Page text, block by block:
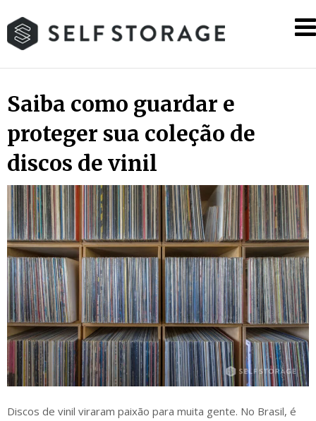
to
content
Storage
Saiba como guardar e
proteger sua coleção de
discos de vinil
Discos de vinil viraram paixão para muita gente. No Brasil, é